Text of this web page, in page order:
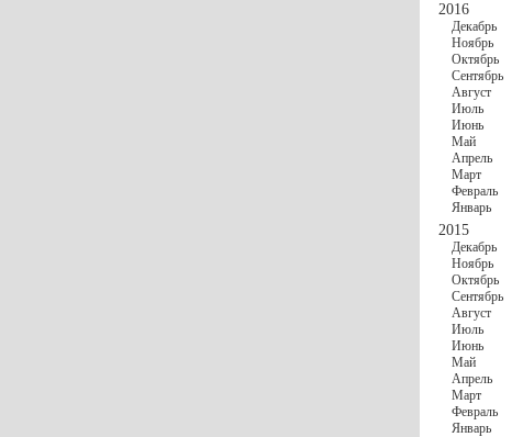
2016
Декабрь
Ноябрь
Октябрь
Сентябрь
Август
Июль
Июнь
Май
Апрель
Март
Февраль
Январь
2015
Декабрь
Ноябрь
Октябрь
Сентябрь
Август
Июль
Июнь
Май
Апрель
Март
Февраль
Январь